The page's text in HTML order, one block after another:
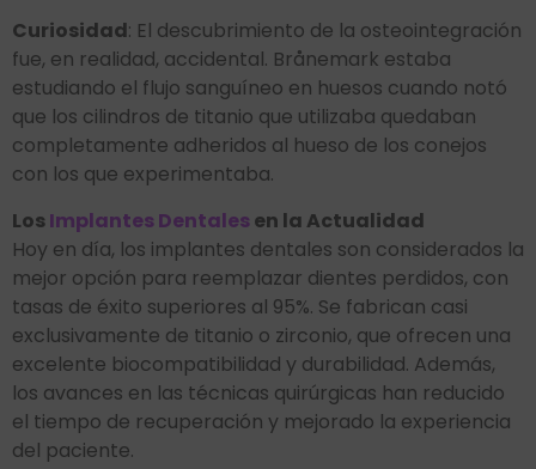
Curiosidad: El descubrimiento de la osteointegración
fue, en realidad, accidental. Brånemark estaba
estudiando el flujo sanguíneo en huesos cuando notó
que los cilindros de titanio que utilizaba quedaban
completamente adheridos al hueso de los conejos
con los que experimentaba.
LosImplantes Dentalesen la Actualidad
Hoy en día, los implantes dentales son considerados la
mejor opción para reemplazar dientes perdidos, con
tasas de éxito superiores al 95%. Se fabrican casi
exclusivamente de titanio o zirconio, que ofrecen una
excelente biocompatibilidad y durabilidad. Además,
los avances en las técnicas quirúrgicas han reducido
el tiempo de recuperación y mejorado la experiencia
del paciente.